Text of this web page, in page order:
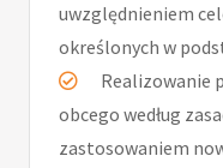
uwzględnieniem
określonych w
Realizowanie
obcego według
zastosowaniem